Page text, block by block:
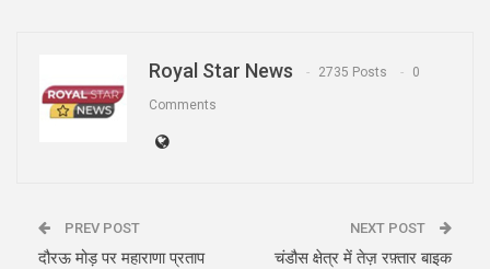
Royal Star News 2735 Posts 0
Comments
PREV POST
दौरऊ मोड़ पर महाराणा प्रताप
NEXT POST
चंडौस क्षेत्र में तेज़ रफ़्तार बाइक